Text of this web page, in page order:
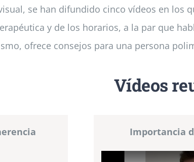
se han difundido cinco vídeos en los
y de los horarios, a la par que
ofrece consejos para una persona
Vídeos
Importancia